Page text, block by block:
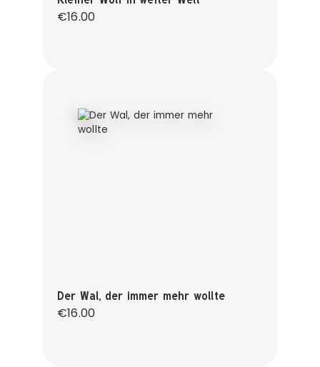
Regular price:
€16.00
Der Wal, der immer mehr wollte
Regular price:
€16.00